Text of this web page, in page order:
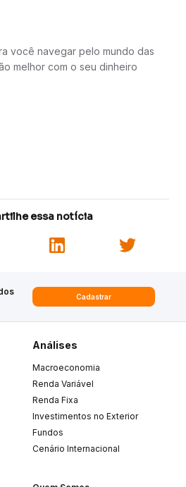
você navegar pelo mundo das
melhor com o seu dinheiro
essa notícia
Cadastrar
Análises
Macroeconomia
Renda Variável
Renda Fixa
Investimentos no Exterior
Fundos
Cenário Internacional